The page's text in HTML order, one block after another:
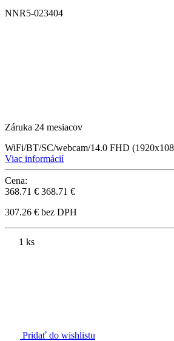
NNR5-023404
Záruka 24 mesiacov
WiFi/BT/SC/webcam/14.0 FHD
Viac informácií
Cena:
368.71 € 368.71 €
307.26 € bez DPH
1 ks
Pridať do wishlistu